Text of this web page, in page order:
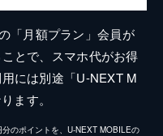
「月額プラン」会員が
とで、スマホ代がお得
には別途「U-NEXT M
ます。
のポイントを、U-NEXT MOBILEの